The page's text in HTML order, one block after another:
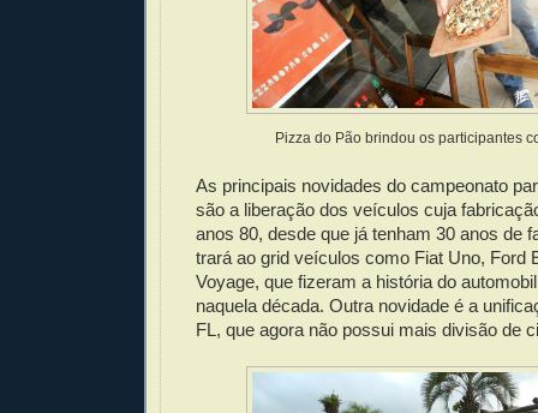
Pizza do Pão brindou os participantes
As principais novidades do campeonato
são a liberação dos veículos cuja
anos 80, desde que já tenham 30 anos de
trará ao grid veículos como Fiat Uno, Ford
Voyage, que fizeram a história do
naquela década. Outra novidade é a
FL, que agora não possui mais divisão de